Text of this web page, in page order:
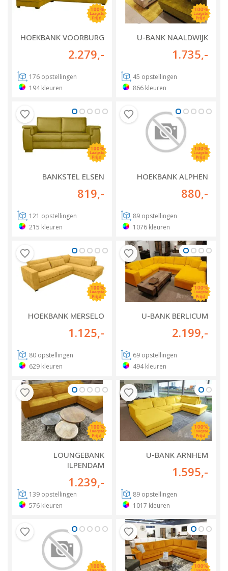
HOEKBANK VOORBURG
2.279,-
176 opstellingen
194 kleuren
U-BANK NAALDWIJK
1.735,-
45 opstellingen
866 kleuren
BANKSTEL ELSEN
819,-
121 opstellingen
215 kleuren
HOEKBANK ALPHEN
880,-
89 opstellingen
1076 kleuren
HOEKBANK MERSELO
1.125,-
80 opstellingen
629 kleuren
U-BANK BERLICUM
2.199,-
69 opstellingen
494 kleuren
LOUNGEBANK
ILPENDAM
1.239,-
139 opstellingen
576 kleuren
U-BANK ARNHEM
1.595,-
89 opstellingen
1017 kleuren